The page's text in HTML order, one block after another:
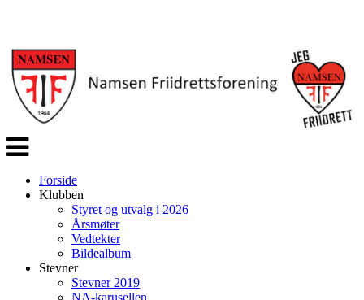
Veksle
navigasjon
Forside
Klubben
Styret og utvalg i 2026
Årsmøter
Vedtekter
Bildealbum
Stevner
Stevner 2019
NA-karusellen